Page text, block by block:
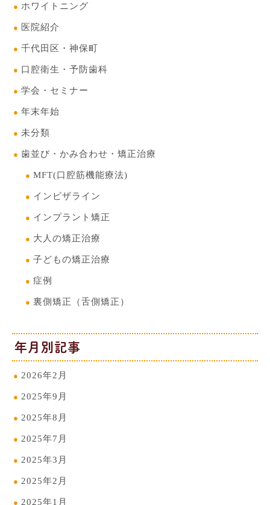
ホワイトニング
医院紹介
千代田区・神保町
口腔衛生・予防歯科
学会・セミナー
年末年始
未分類
歯並び・かみ合わせ・矯正治療
MFT(口腔筋機能療法)
インビザライン
インプラント矯正
大人の矯正治療
子どもの矯正治療
症例
裏側矯正（舌側矯正）
年月別記事
2026年2月
2025年9月
2025年8月
2025年7月
2025年3月
2025年2月
2025年1月